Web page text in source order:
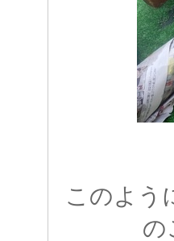
このよう
の